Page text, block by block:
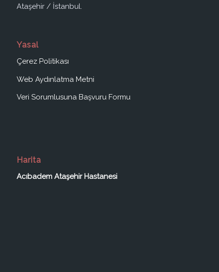
Ataşehir / İstanbul.
Yasal
Çerez Politikası
Web Aydınlatma Metni
Veri Sorumlusuna Başvuru Formu
Harita
Acıbadem Ataşehir Hastanesi